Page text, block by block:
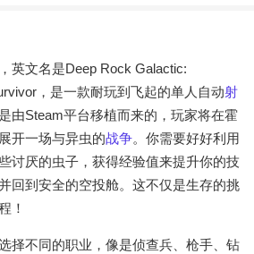
英文名是Deep Rock Galactic:
，是一款耐玩到飞起的单人自动射
由Steam平台移植而来的，玩家将在霍
开一场与异虫的战争。你需要好好利用
讨厌的虫子，获得经验值来提升你的技
回到安全的空投舱。这不仅是生存的挑
！
择不同的职业，像是侦查兵、枪手、钻